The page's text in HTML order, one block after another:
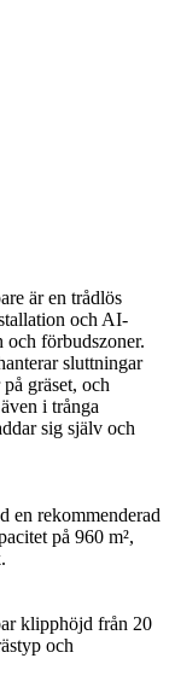
är en trådlös
och AI-
och förbudszoner.
sluttningar
gräset, och
i trånga
sig själv och
en rekommenderad
på 960 m²,
klipphöjd från 20
och